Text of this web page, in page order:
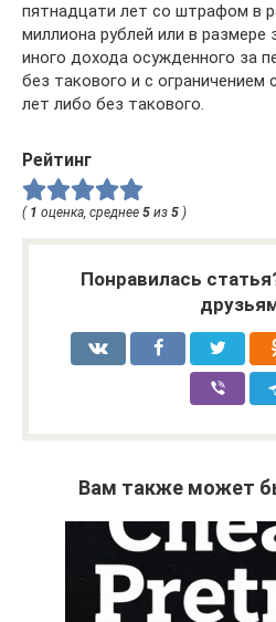
пятнадцати лет со штрафом в
миллиона рублей или в размере
иного дохода осужденного за
без такового и с
лет либо без такового.
Рейтинг
( 1 оценка, среднее 5 из 5 )
Понравилась
Вам также может